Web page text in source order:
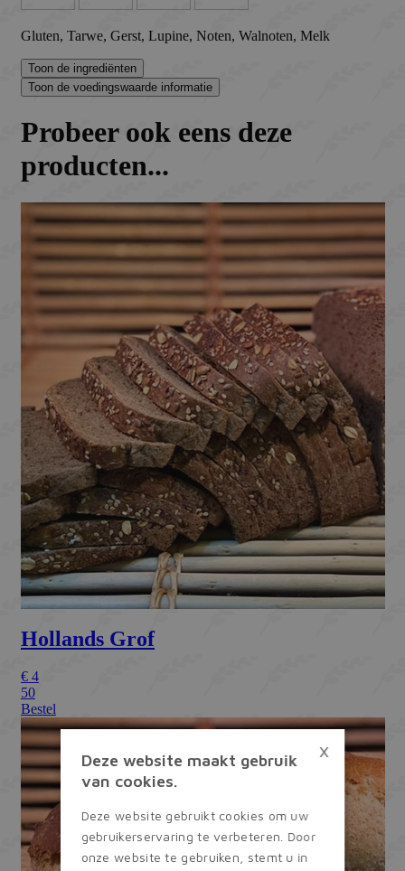
×
Deze website maakt gebruik
van cookies.
Deze website gebruikt cookies om uw
gebruikerservaring te verbeteren. Door
onze website te gebruiken, stemt u in